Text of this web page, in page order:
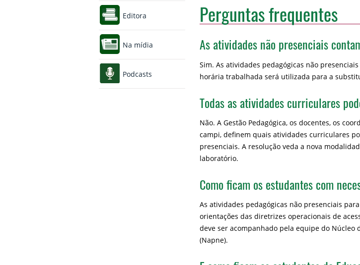
Editora
Na mídia
Podcasts
Perguntas frequentes
As atividades não presenciais
Sim. As atividades pedagógicas não
horária trabalhada será utilizada para a
Todas as atividades curriculares
Não. A Gestão Pedagógica, os docentes, os
campi, definem quais atividades curriculares
presenciais. A resolução veda a nova
laboratório.
Como ficam os estudantes com
As atividades pedagógicas não presenciais
orientações das diretrizes operacionais de
deve ser acompanhado pela equipe do Núcleo
(Napne).